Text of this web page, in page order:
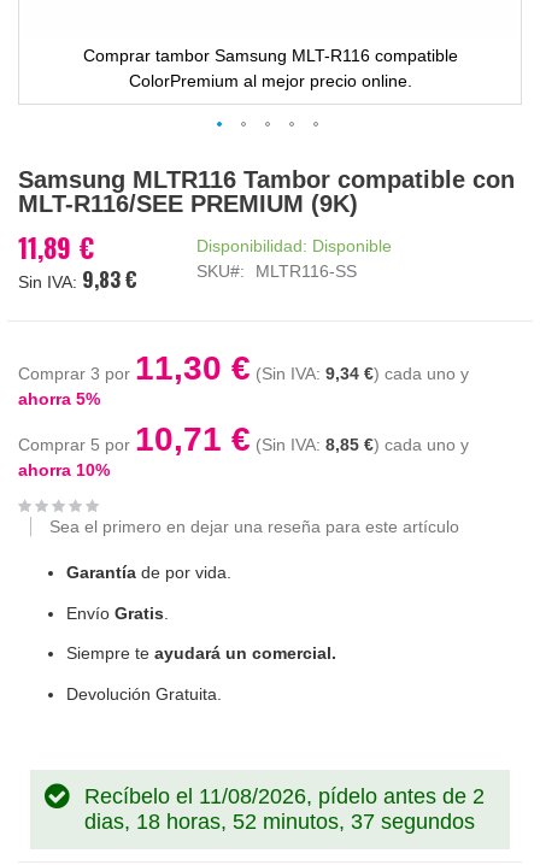
Comprar tambor Samsung MLT-R116 compatible
ColorPremium al mejor precio online.
al
comienzo
la
galería
Samsung MLTR116 Tambor compatible con
MLT-R116/SEE PREMIUM (9K)
11,89 €
9,83 €
Disponibilidad: Disponible
SKU
MLTR116-SS
Comprar 3 por 11,30 € 9,34 € cada uno y
ahorra 5%
Comprar 5 por 10,71 € 8,85 € cada uno y
ahorra 10%
Sea el primero en dejar una reseña para este artículo
Garantía de por vida.
Envío Gratis
Siempre te ayudará un comercial.
Devolución Gratuita.
Recíbelo el 11/08/2026, pídelo antes de 2
dias, 18 horas, 52 minutos, 36 segundos